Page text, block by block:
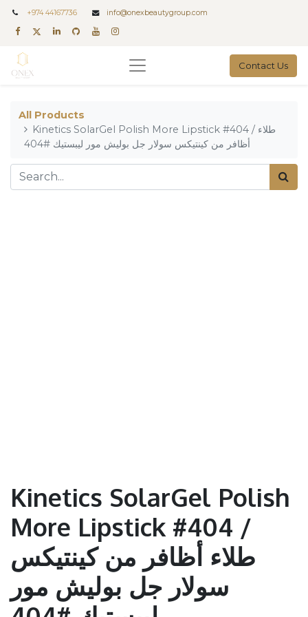
+974 44167736 info@onexbeautygroup.com
Contact Us
All Products
Kinetics SolarGel Polish More Lipstick #404 / طلاء
أظافر من كينتيكس سولار جل بوليش مور ليبستيك #404
Kinetics SolarGel Polish
More Lipstick #404 /
طلاء أظافر من كينتيكس
سولار جل بوليش مور